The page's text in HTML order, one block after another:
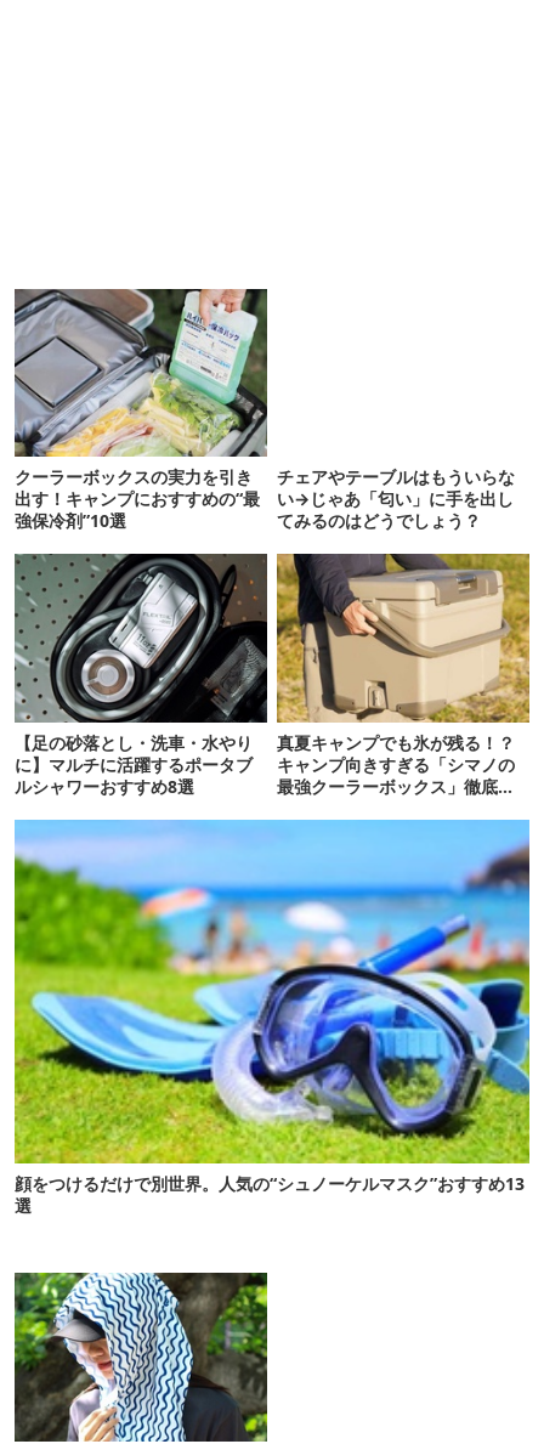
クーラーボックスの実力を引き
出す！キャンプにおすすめの“最
強保冷剤”10選
チェアやテーブルはもういらな
い→じゃあ「匂い」に手を出し
てみるのはどうでしょう？
【足の砂落とし・洗車・水やり
に】マルチに活躍するポータブ
ルシャワーおすすめ8選
真夏キャンプでも氷が残る！？
キャンプ向きすぎる「シマノの
最強クーラーボックス」徹底解
顔をつけるだけで別世界。人気の“シュノーケルマスク”おすすめ13
選